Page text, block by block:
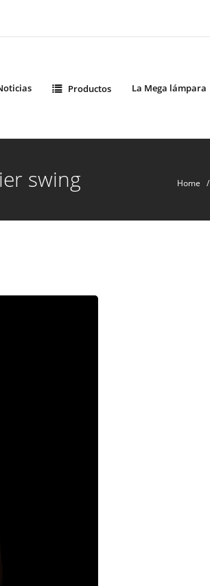
Productos La Mega lámpara
swing Home